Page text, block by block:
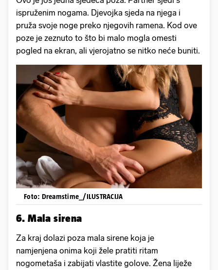
ispruženim nogama. Djevojka sjeda na njega i
pruža svoje noge preko njegovih ramena. Kod ove
poze je zeznuto to što bi malo mogla omesti
pogled na ekran, ali vjerojatno se nitko neće buniti.
Foto: Dreamstime_/ILUSTRACIJA
6. Mala sirena
Za kraj dolazi poza mala sirene koja je
namjenjena onima koji žele pratiti ritam
nogometaša i zabijati vlastite golove. Žena liježe